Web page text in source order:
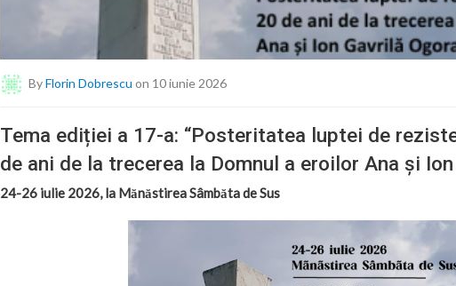
ByFlorin Dobrescu on 10 iunie 2026
Tema ediției a 17-a: “Posteritatea luptei de
de ani de la trecerea la Domnul a eroilor Ana și Ion
24-26 iulie 2026, la Mănăstirea Sâmbăta de Sus